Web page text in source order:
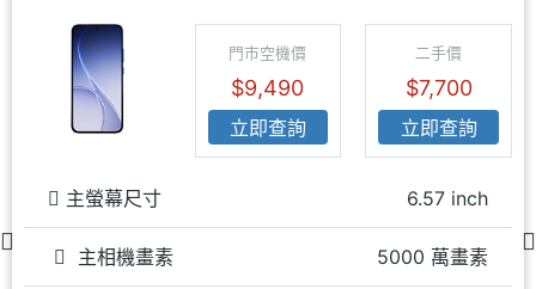
門市空機價
$9,490
立即查詢
二手價
$7,700
立即查詢
主螢幕尺寸 6.57 inch
主相機畫素 5000 萬畫素